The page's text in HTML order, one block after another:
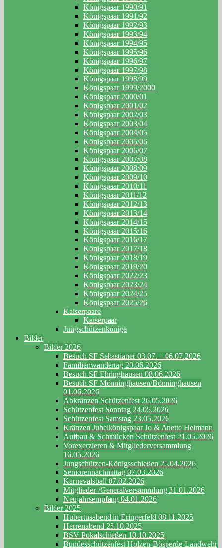
Königspaar 1990/91
Königspaar 1991/92
Königspaar 1992/93
Königspaar 1993/94
Königspaar 1994/95
Königspaar 1995/96
Königspaar 1996/97
Königspaar 1997/98
Königspaar 1998/99
Königspaar 1999/2000
Königspaar 2000/01
Königspaar 2001/02
Königspaar 2002/03
Königspaar 2003/04
Königspaar 2004/05
Königspaar 2005/06
Königspaar 2006/07
Königspaar 2007/08
Königspaar 2008/09
Königspaar 2009/10
Königspaar 2010/11
Königspaar 2011/12
Königspaar 2012/13
Königspaar 2013/14
Königspaar 2014/15
Königspaar 2015/16
Königspaar 2016/17
Königspaar 2017/18
Königspaar 2018/19
Königspaar 2019/20
Königspaar 2022/23
Königspaar 2023/24
Königspaar 2024/25
Königspaar 2025/26
Kaiserpaare
Kaiserpaar
Jungschützenkönige
Bilder
Bilder 2026
Besuch SF Sebastianer 03.07. – 06.07.2026
Familienwandertag 20.06.2026
Besuch SF Ehringhausen 08.06.2026
Besuch SF Mönninghausen/Bönninghausen
01.06.2026
Abkränzen Schützenfest 26.05.2026
Schützenfest Sonntag 24.05.2026
Schützenfest Samstag 23.05.2026
Kränzen Jubelkönigspaar Jo & Anette Heimann
Aufbau & Schmücken Schützenfest 21.05.2026
Vorexerzieren & Mitgliederversammlung
16.05.2026
Jungschützen-Königsschießen 25.04.2026
Seniorennachmittag 07.03.2026
Karnevalsball 07.02.2026
Mitglieder-/Generalversammlung 31.01.2026
Neujahrsempfang 04.01.2026
Bilder 2025
Hubertusabend in Eringerfeld 08.11.2025
Herrenabend 25.10.2025
BSV Pokalschießen 10.10.2025
Bundesschützenfest Holzen-Bösperde-Landwehr